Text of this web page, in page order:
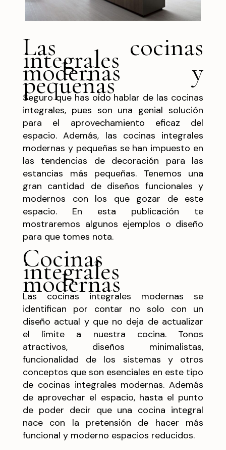
Las cocinas
integrales
modernas y
pequeñas
Seguro que has oído hablar de las cocinas
integrales, pues son una genial solución
para el aprovechamiento eficaz del
espacio. Además, las cocinas integrales
modernas y pequeñas se han impuesto en
las tendencias de decoración para las
estancias más pequeñas. Tenemos una
gran cantidad de diseños funcionales y
modernos con los que gozar de este
espacio. En esta publicación te
mostraremos algunos ejemplos o diseño
para que tomes nota.
Cocinas
integrales
modernas
Las cocinas integrales modernas se
identifican por contar no solo con un
diseño actual y que no deja de actualizar
el límite a nuestra cocina. Tonos
atractivos, diseños minimalistas,
funcionalidad de los sistemas y otros
conceptos que son esenciales en este tipo
de cocinas integrales modernas. Además
de aprovechar el espacio, hasta el punto
de poder decir que una cocina integral
nace con la pretensión de hacer más
funcional y moderno espacios reducidos.